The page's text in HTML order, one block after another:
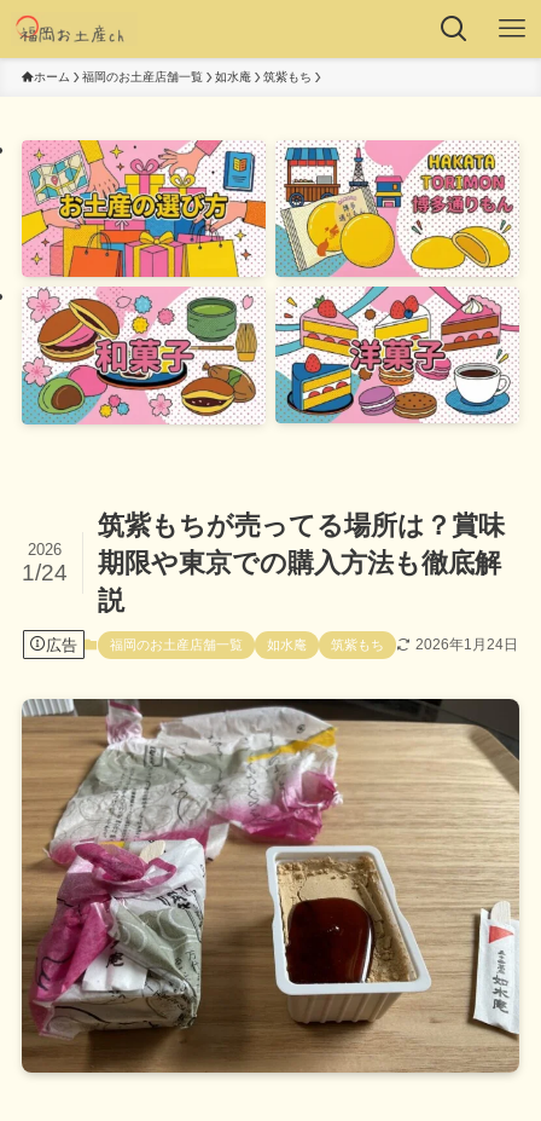
ホーム 福岡のお土産店舗一覧 如水庵 筑紫もち
筑紫もちが売ってる場所は？賞味
期限や東京での購入方法も徹底解
説
2026
1/24
広告 福岡のお土産店舗一覧 如水庵 筑紫もち 2026年1月24日